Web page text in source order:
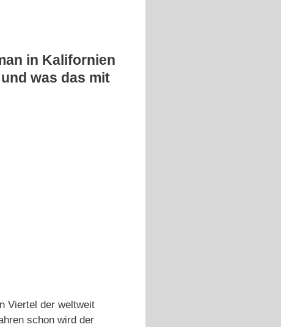
in Kalifornien
was das mit
Viertel der weltweit
schon wird der